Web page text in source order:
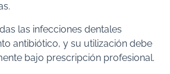
las infecciones dentales
antibiótico, y su utilización debe
bajo prescripción profesional.